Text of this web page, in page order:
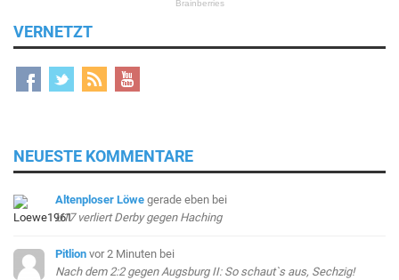
VERNETZT
NEUESTE KOMMENTARE
Altenploser Löwe gerade eben bei
U17 verliert Derby gegen Haching
Pitlion vor 2 Minuten bei
Nach dem 2:2 gegen Augsburg II: So schaut`s aus, Sechzig!